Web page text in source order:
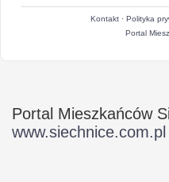
Kontakt· Polityka
Portal
Portal Mieszkańców
www.siechnice.com.pl